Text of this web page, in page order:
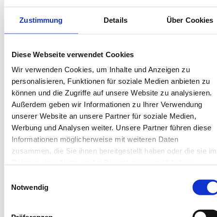
Zustimmung Details Über Cookies
Diese Webseite verwendet Cookies
Wir verwenden Cookies, um Inhalte und Anzeigen zu
personalisieren, Funktionen für soziale Medien anbieten zu
können und die Zugriffe auf unsere Website zu analysieren.
Außerdem geben wir Informationen zu Ihrer Verwendung
unserer Website an unsere Partner für soziale Medien,
Werbung und Analysen weiter. Unsere Partner führen diese
Informationen möglicherweise mit weiteren Daten
zusammen, die Sie ihnen bereitgestellt haben oder die sie im
Notwendig
Bis 60 Tage vorab kostenfrei stornieren
Best-Preis-Garantie für Ihren Urlaub
Kartenzahlung möglich
Endreinigung inklusive
Gäste-App mit digitalen Bonusprogrammen
Bahnhofstr. 7, 26757 Borkum
Objekt-Nr.: 4660001
Diese Unterkunft teilen: